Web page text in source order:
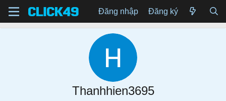
Đăng nhập Đăng ký
Thanhhien3695